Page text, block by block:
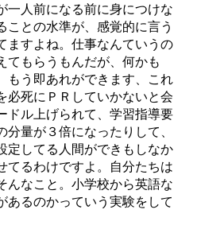
一人前になる前に身につけな
ことの水準が、感覚的に言う
ますよね。仕事なんていうの
てもらうもんだが、何かも
もう即あれができます、これ
必死にＰＲしていかないと会
ドル上げられて、学習指導要
量が３倍になったりして、
定してる人間ができもしなか
てるわけですよ。自分たちは
んなこと。小学校から英語な
あるのかっていう実験をして